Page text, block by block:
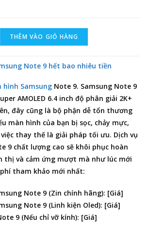
THÊM VÀO GIỎ HÀNG
Note 9 hết bao nhiêu tiền
hình Samsung Note 9. Samsung Note 9
AMOLED 6.4 inch độ phân giải 2K+
đây cũng là bộ phận dễ tổn thương
màn hình của bạn bị sọc, chảy mực,
thay thế là giải pháp tối ưu. Dịch vụ
9 chất lượng cao sẽ khôi phục hoàn
thị và cảm ứng mượt mà như lúc mới
tham khảo mới nhất:
Note 9 (Zin chính hãng): [Giá]
Note 9 (Linh kiện Oled): [Giá]
9 (Nếu chỉ vỡ kính): [Giá]